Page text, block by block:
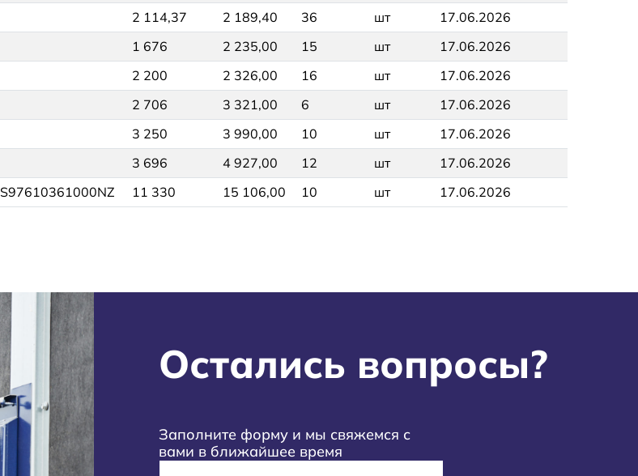
2 114,37 2 189,40 36 шт
17.06.2026
1 676 2 235,00 15 шт
17.06.2026
2 200 2 326,00 16 шт
17.06.2026
2 706 3 321,00 6 шт
17.06.2026
3 250 3 990,00 10 шт
17.06.2026
3 696 4 927,00 12 шт
17.06.2026
S97610361000NZ 11 330 15 106,00 10 шт 17.06.2026
Остались вопросы?
Заполните форму и мы свяжемся с
вами в ближайшее время